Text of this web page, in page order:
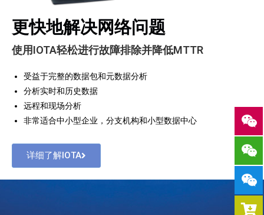
更快地解决网络问题
使用IOTA轻松进行故障排除并降低MTTR
受益于完整的数据包和元数据分析
分析实时和历史数据
远程和现场分析
非常适合中小型企业，分支机构和小型数据中心
详细了解IOTA